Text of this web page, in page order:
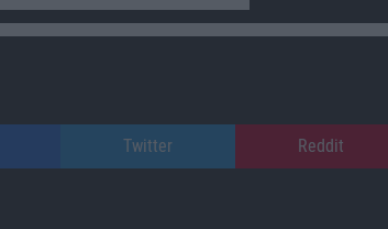
Twitter Reddit